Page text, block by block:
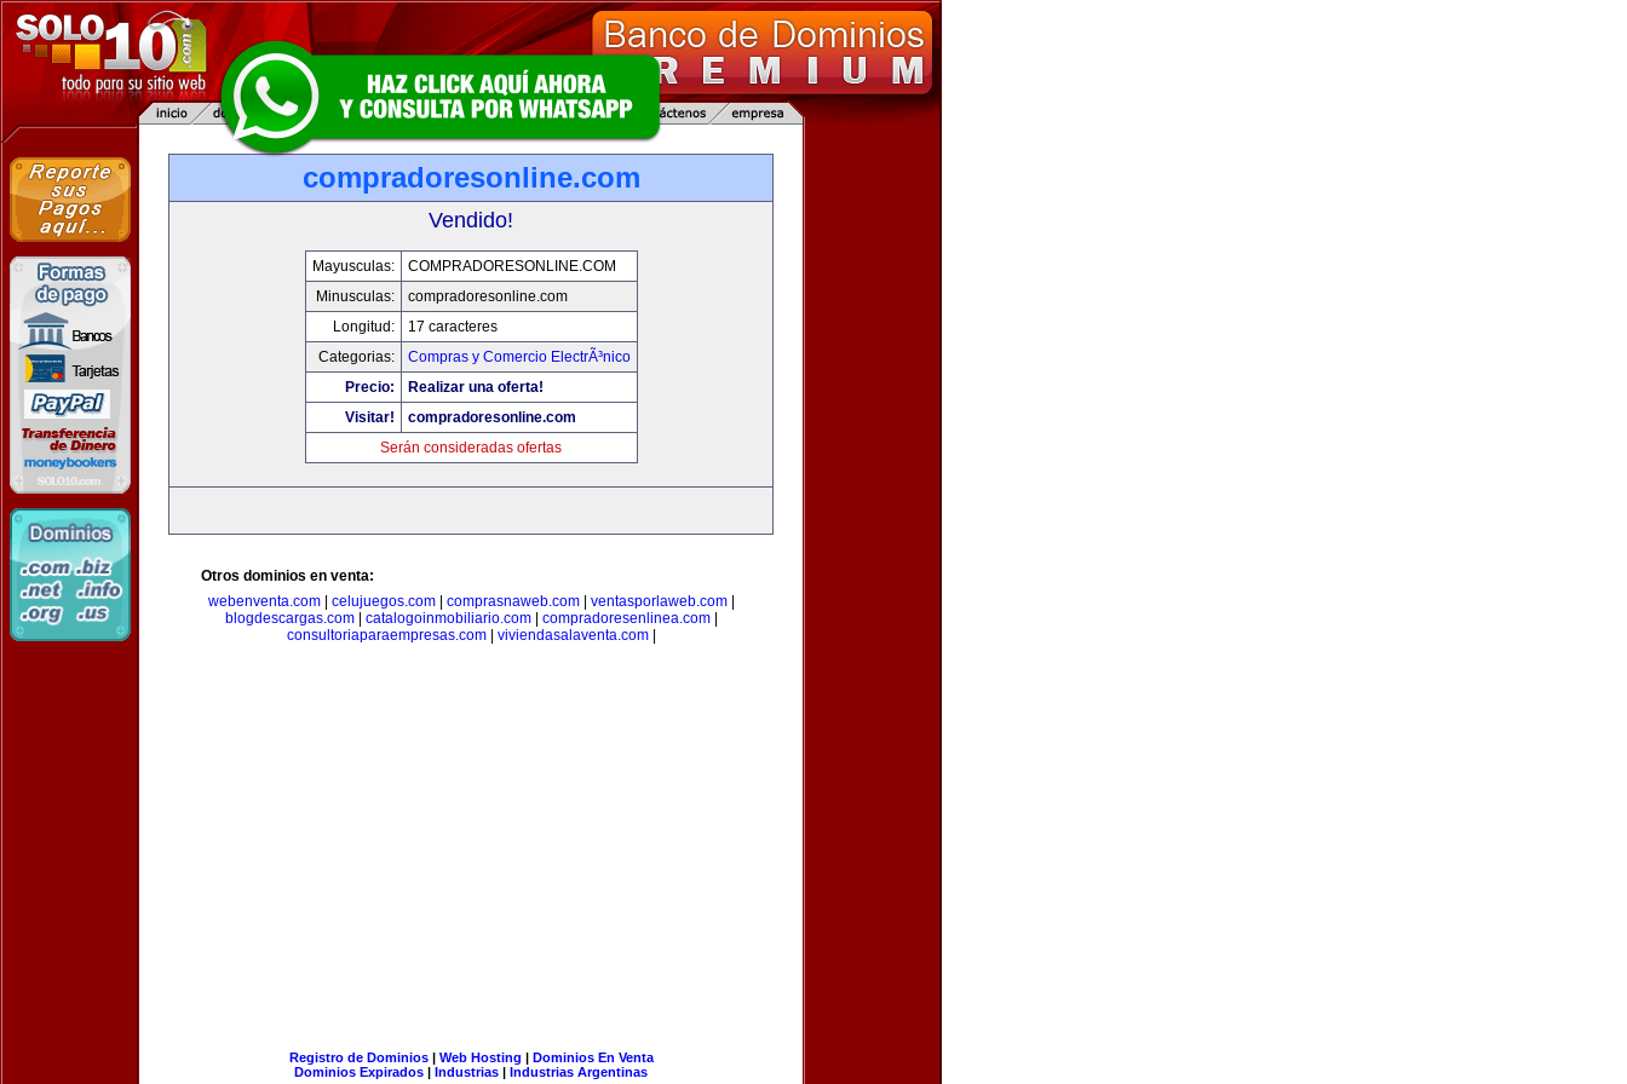
compradoresonline.com
Vendido!
Mayusculas:
COMPRADORESONLINE.COM
Minusculas:
compradoresonline.com
Longitud:
17 caracteres
Categorias:
Compras y Comercio ElectrÃ³nico
Precio:
Realizar una oferta!
Visitar!
compradoresonline.com
Serán consideradas ofertas
Otros dominios en venta:
webenventa.com| celujuegos.com| comprasnaweb.com| ventasporlaweb.com|
blogdescargas.com| catalogoinmobiliario.com| compradoresenlinea.com|
consultoriaparaempresas.com| viviendasalaventa.com|
Registro de Dominios| Web Hosting | Dominios En Venta
Dominios Expirados | Industrias | Industrias Argentinas